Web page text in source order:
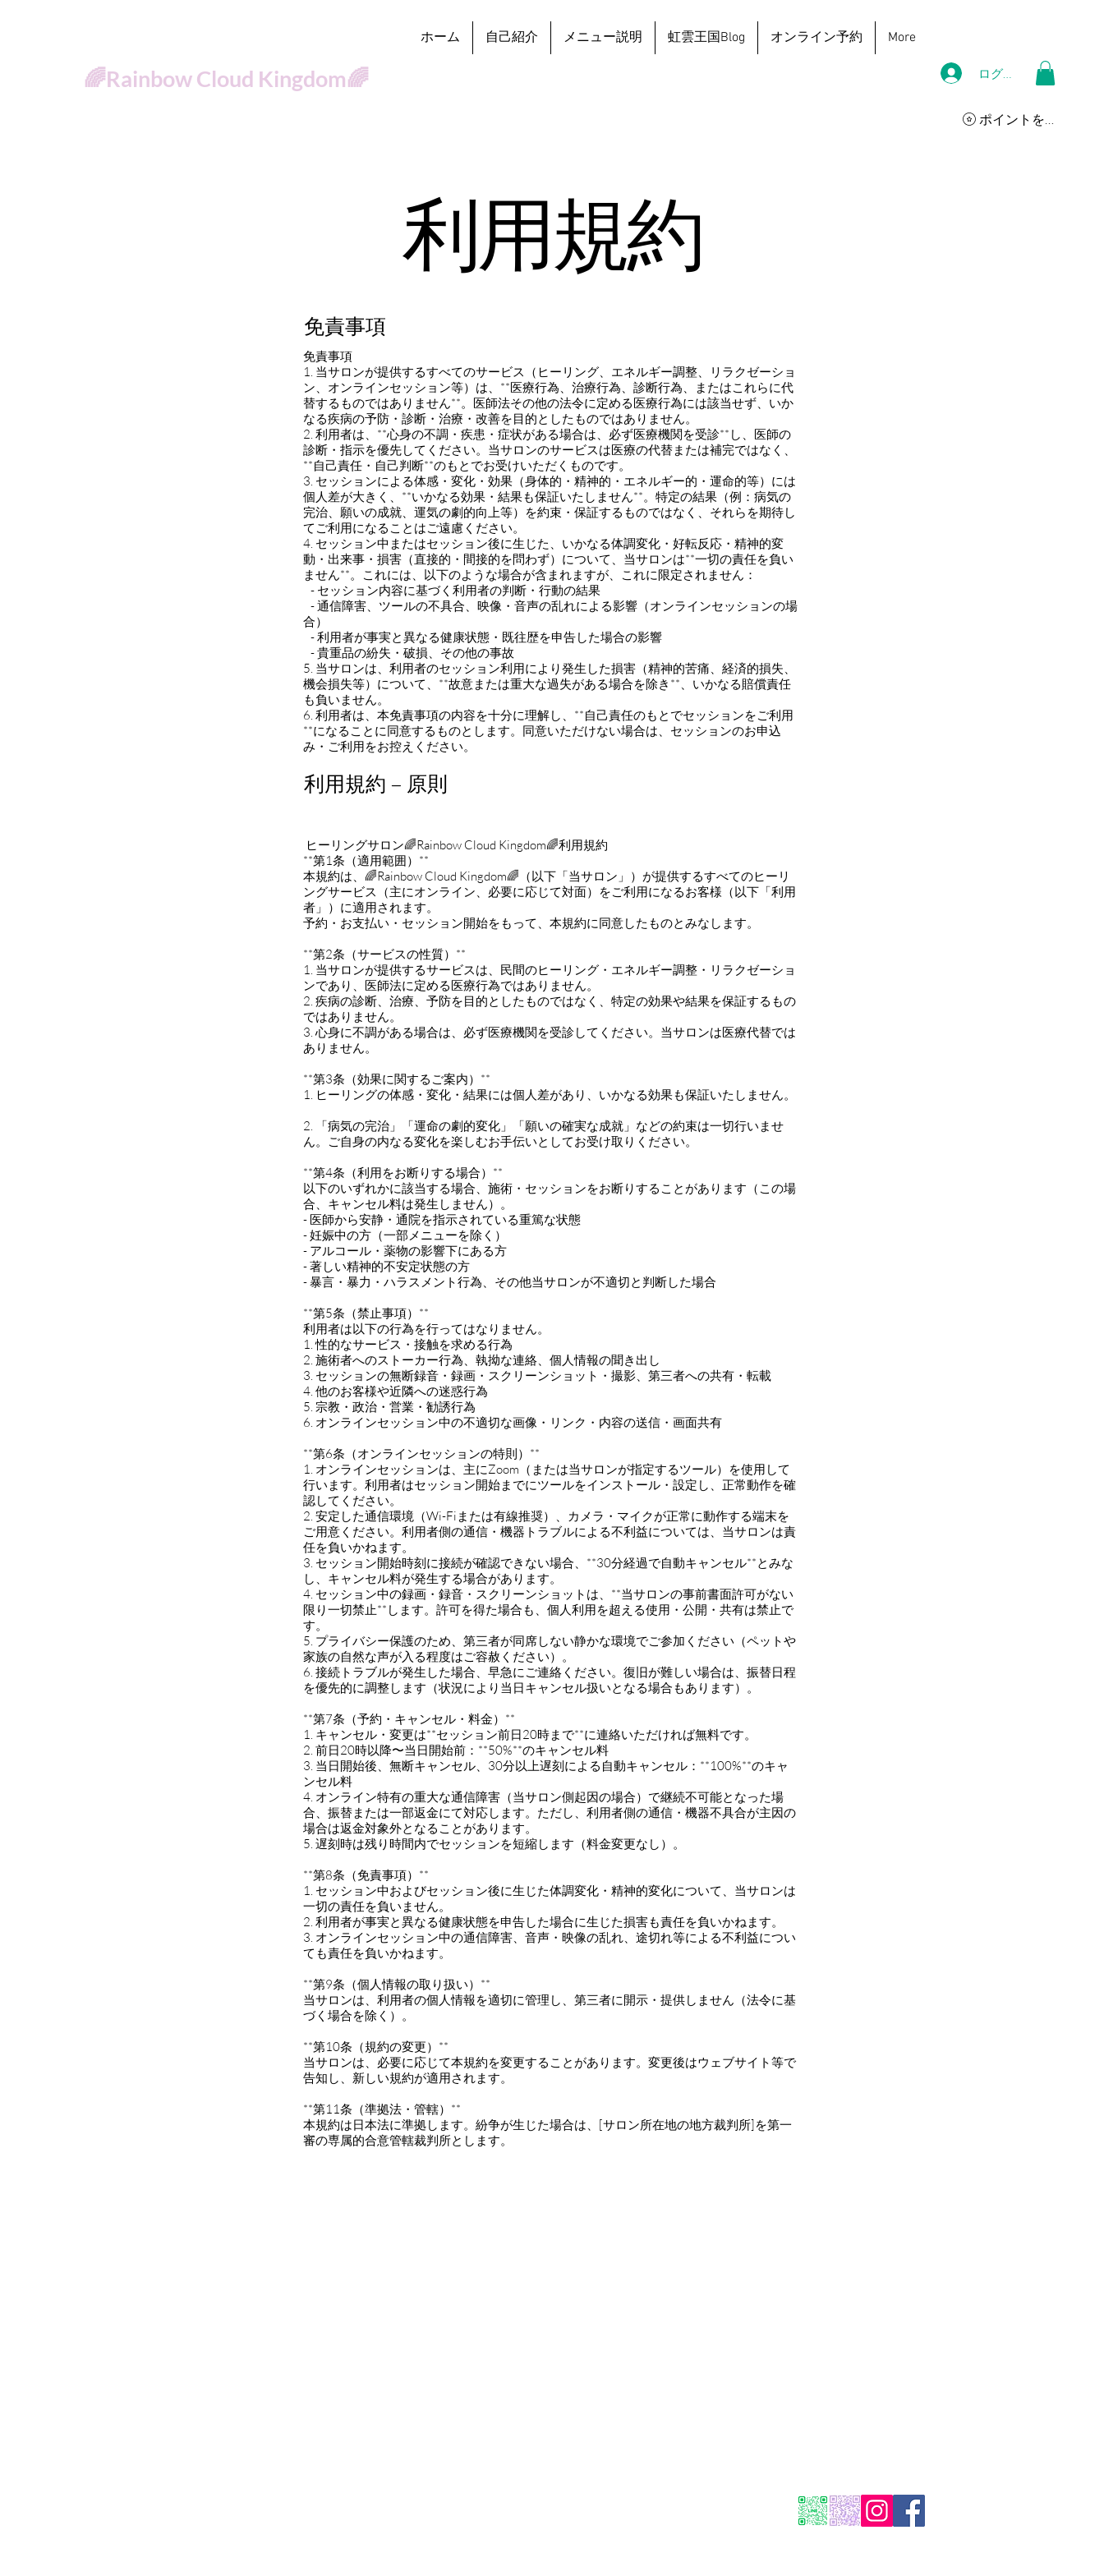
🌈Rainbow Cloud Kingdom🌈
ホーム 自己紹介 メニュー説明 虹雲王国Blog オンライン予約 More
ログイン
利用規約
免責事項
免責事項
1. 当サロンが提供するすべてのサービス（ヒーリング、エネルギー調整、リラクゼーショ
ン、オンラインセッション等）は、**医療行為、治療行為、診断行為、またはこれらに代
替するものではありません**。医師法その他の法令に定める医療行為には該当せず、いか
なる疾病の予防・診断・治療・改善を目的としたものではありません。
2. 利用者は、**心身の不調・疾患・症状がある場合は、必ず医療機関を受診**し、医師の
診断・指示を優先してください。当サロンのサービスは医療の代替または補完ではなく、
**自己責任・自己判断**のもとでお受けいただくものです。
3. セッションによる体感・変化・効果（身体的・精神的・エネルギー的・運命的等）には
個人差が大きく、**いかなる効果・結果も保証いたしません**。特定の結果（例：病気の
完治、願いの成就、運気の劇的向上等）を約束・保証するものではなく、それらを期待し
てご利用になることはご遠慮ください。
4. セッション中またはセッション後に生じた、いかなる体調変化・好転反応・精神的変
動・出来事・損害（直接的・間接的を問わず）について、当サロンは**一切の責任を負い
ません**。これには、以下のような場合が含まれますが、これに限定されません：
- セッション内容に基づく利用者の判断・行動の結果
- 通信障害、ツールの不具合、映像・音声の乱れによる影響（オンラインセッションの場
合）
- 利用者が事実と異なる健康状態・既往歴を申告した場合の影響
- 貴重品の紛失・破損、その他の事故
5. 当サロンは、利用者のセッション利用により発生した損害（精神的苦痛、経済的損失、
機会損失等）について、**故意または重大な過失がある場合を除き**、いかなる賠償責任
も負いません。
6. 利用者は、本免責事項の内容を十分に理解し、**自己責任のもとでセッションをご利用
**になることに同意するものとします。同意いただけない場合は、セッションのお申込
み・ご利用をお控えください。
利用規約 – 原則
ヒーリングサロン🌈Rainbow Cloud Kingdom🌈利用規約
**第1条（適用範囲）**
本規約は、🌈Rainbow Cloud Kingdom🌈（以下「当サロン」）が提供するすべてのヒーリ
ングサービス（主にオンライン、必要に応じて対面）をご利用になるお客様（以下「利用
者」）に適用されます。
予約・お支払い・セッション開始をもって、本規約に同意したものとみなします。
**第2条（サービスの性質）**
1. 当サロンが提供するサービスは、民間のヒーリング・エネルギー調整・リラクゼーショ
ンであり、医師法に定める医療行為ではありません。
2. 疾病の診断、治療、予防を目的としたものではなく、特定の効果や結果を保証するもの
ではありません。
3. 心身に不調がある場合は、必ず医療機関を受診してください。当サロンは医療代替では
ありません。
**第3条（効果に関するご案内）**
1. ヒーリングの体感・変化・結果には個人差があり、いかなる効果も保証いたしません。
2. 「病気の完治」「運命の劇的変化」「願いの確実な成就」などの約束は一切行いませ
ん。ご自身の内なる変化を楽しむお手伝いとしてお受け取りください。
**第4条（利用をお断りする場合）**
以下のいずれかに該当する場合、施術・セッションをお断りすることがあります（この場
合、キャンセル料は発生しません）。
- 医師から安静・通院を指示されている重篤な状態
- 妊娠中の方（一部メニューを除く）
- アルコール・薬物の影響下にある方
- 著しい精神的不安定状態の方
- 暴言・暴力・ハラスメント行為、その他当サロンが不適切と判断した場合
**第5条（禁止事項）**
利用者は以下の行為を行ってはなりません。
1. 性的なサービス・接触を求める行為
2. 施術者へのストーカー行為、執拗な連絡、個人情報の聞き出し
3. セッションの無断録音・録画・スクリーンショット・撮影、第三者への共有・転載
4. 他のお客様や近隣への迷惑行為
5. 宗教・政治・営業・勧誘行為
6. オンラインセッション中の不適切な画像・リンク・内容の送信・画面共有
**第6条（オンラインセッションの特則）**
1. オンラインセッションは、主にZoom（または当サロンが指定するツール）を使用して
行います。利用者はセッション開始までにツールをインストール・設定し、正常動作を確
認してください。
2. 安定した通信環境（Wi-Fiまたは有線推奨）、カメラ・マイクが正常に動作する端末を
ご用意ください。利用者側の通信・機器トラブルによる不利益については、当サロンは責
任を負いかねます。
3. セッション開始時刻に接続が確認できない場合、**30分経過で自動キャンセル**とみな
し、キャンセル料が発生する場合があります。
4. セッション中の録画・録音・スクリーンショットは、**当サロンの事前書面許可がない
限り一切禁止**します。許可を得た場合も、個人利用を超える使用・公開・共有は禁止で
す。
5. プライバシー保護のため、第三者が同席しない静かな環境でご参加ください（ペットや
家族の自然な声が入る程度はご容赦ください）。
6. 接続トラブルが発生した場合、早急にご連絡ください。復旧が難しい場合は、振替日程
を優先的に調整します（状況により当日キャンセル扱いとなる場合もあります）。
**第7条（予約・キャンセル・料金）**
1. キャンセル・変更は**セッション前日20時まで**に連絡いただければ無料です。
2. 前日20時以降〜当日開始前：**50%**のキャンセル料
3. 当日開始後、無断キャンセル、30分以上遅刻による自動キャンセル：**100%**のキャ
ンセル料
4. オンライン特有の重大な通信障害（当サロン側起因の場合）で継続不可能となった場
合、振替または一部返金にて対応します。ただし、利用者側の通信・機器不具合が主因の
場合は返金対象外となることがあります。
5. 遅刻時は残り時間内でセッションを短縮します（料金変更なし）。
**第8条（免責事項）**
1. セッション中およびセッション後に生じた体調変化・精神的変化について、当サロンは
一切の責任を負いません。
2. 利用者が事実と異なる健康状態を申告した場合に生じた損害も責任を負いかねます。
3. オンラインセッション中の通信障害、音声・映像の乱れ、途切れ等による不利益につい
ても責任を負いかねます。
**第9条（個人情報の取り扱い）**
当サロンは、利用者の個人情報を適切に管理し、第三者に開示・提供しません（法令に基
づく場合を除く）。
**第10条（規約の変更）**
当サロンは、必要に応じて本規約を変更することがあります。変更後はウェブサイト等で
告知し、新しい規約が適用されます。
**第11条（準拠法・管轄）**
本規約は日本法に準拠します。紛争が生じた場合は、[サロン所在地の地方裁判所]を第一
審の専属的合意管轄裁判所とします。